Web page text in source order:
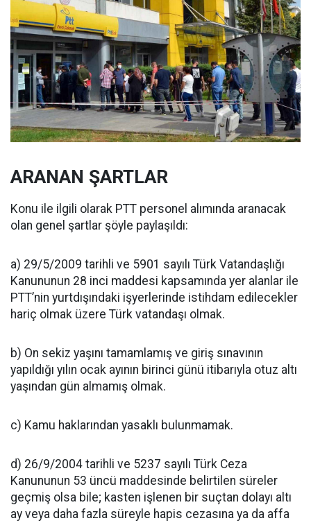
ARANAN ŞARTLAR
Konu ile ilgili olarak PTT personel alımında aranacak
olan genel şartlar şöyle paylaşıldı:
a) 29/5/2009 tarihli ve 5901 sayılı Türk Vatandaşlığı
Kanununun 28 inci maddesi kapsamında yer alanlar ile
PTT’nin yurtdışındaki işyerlerinde istihdam edilecekler
hariç olmak üzere Türk vatandaşı olmak.
b) On sekiz yaşını tamamlamış ve giriş sınavının
yapıldığı yılın ocak ayının birinci günü itibarıyla otuz altı
yaşından gün almamış olmak.
c) Kamu haklarından yasaklı bulunmamak.
d) 26/9/2004 tarihli ve 5237 sayılı Türk Ceza
Kanununun 53 üncü maddesinde belirtilen süreler
geçmiş olsa bile; kasten işlenen bir suçtan dolayı altı
ay veya daha fazla süreyle hapis cezasına ya da affa